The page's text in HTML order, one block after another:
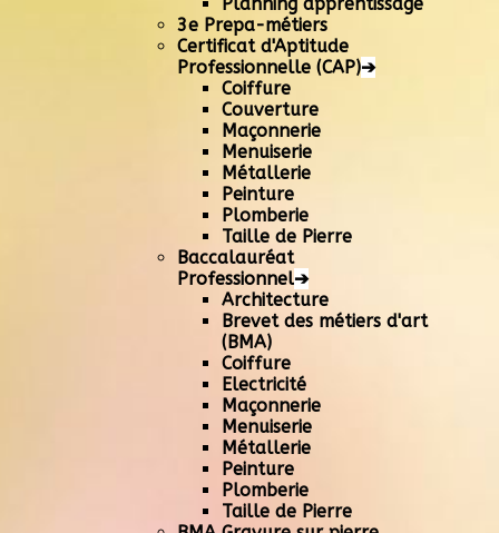
3e Prepa-métiers
Certificat d'Aptitude
Professionnelle (CAP)➔
Coiffure
Couverture
Maçonnerie
Menuiserie
Métallerie
Peinture
Plomberie
Taille de Pierre
Baccalauréat
Professionnel➔
Architecture
Brevet des métiers d'art
(BMA)
Coiffure
Electricité
Maçonnerie
Menuiserie
Métallerie
Peinture
Plomberie
Taille de Pierre